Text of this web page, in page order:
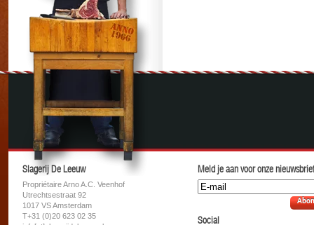
Slagerij De Leeuw
Propriétaire Arno A.C. Veenhof
Utrechtsestraat 92
1017 VS Amsterdam
T+31 (0)20 623 02 35
Meld je aan voor onze
Social